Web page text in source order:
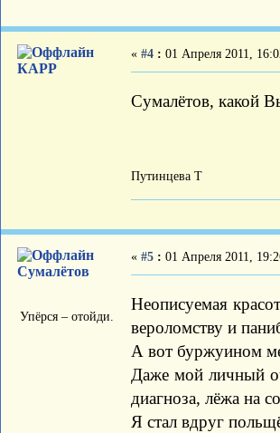
КАРР
« #4 : 01 Апреля 2011,
Сумалётов, какой
Путинцева Т
Сумалётов
Упёрся – отойди.
« #5 : 01 Апреля 2011,
Неописуемая
вероломству и
А вот буржуином
Даже мой личный
диагноза, лёжа на
Я стал вдруг